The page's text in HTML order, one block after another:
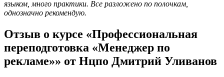
языком, много практики. Все разложено по полочкам,
однозначно рекомендую.
Отзыв о курсе «Профессиональная
переподготовка «Менеджер по
рекламе»» от Нцпо Дмитрий Уливанов